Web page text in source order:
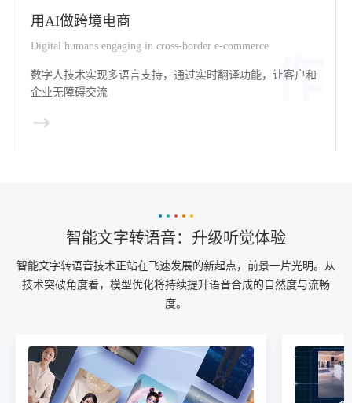
用AI做跨境电商
Digital humans engaging in cross-border e-commerce
数字人技术实现多语言支持，通过实时翻译功能，让客户和
企业无障碍交流
智能文字转语音：升级听觉体验
智能文字转语音技术正站在飞速发展的新起点，前景一片光明。从
技术突破角度看，模型优化将持续提升语音合成的自然度与流畅
度。